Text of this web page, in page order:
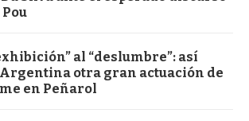
al “deslumbre”: así
otra gran actuación de
en Peñarol